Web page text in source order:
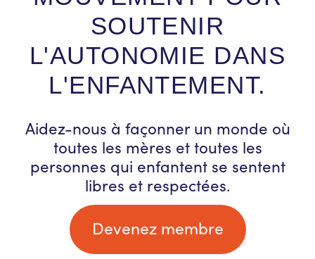
SOUTENIR
L'AUTONOMIE DANS
L'ENFANTEMENT.
Aidez-nous à façonner un monde où
toutes les mères et toutes les
personnes qui enfantent se sentent
libres et respectées.
Devenez membre